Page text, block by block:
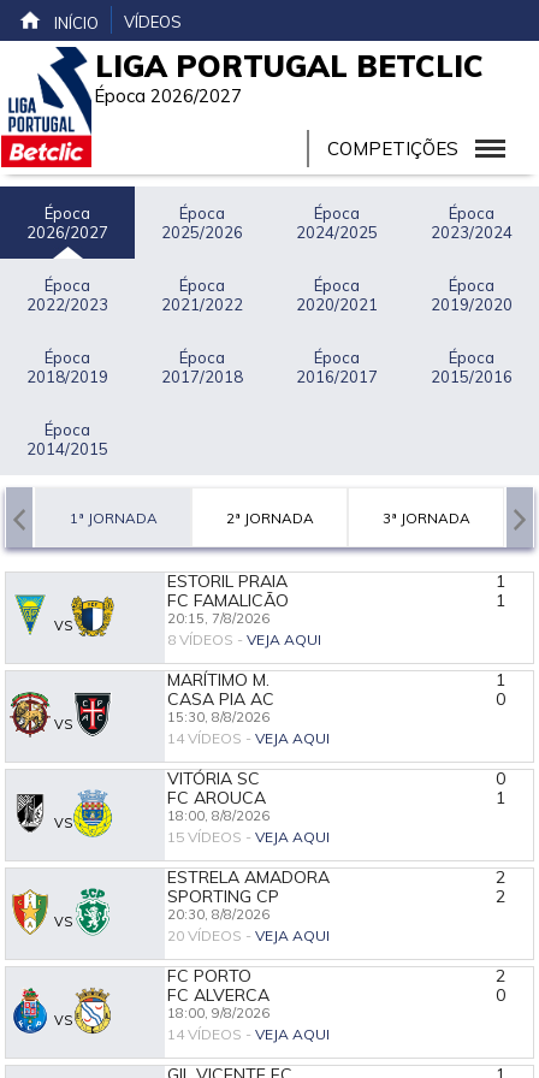
INÍCIO VÍDEOS
LIGA PORTUGAL BETCLIC
Época 2026/2027
COMPETIÇÕES
Época
2026/2027
Época
2025/2026
Época
2024/2025
Época
2023/2024
Época
2022/2023
Época
2021/2022
Época
2020/2021
Época
2019/2020
Época
2018/2019
Época
2017/2018
Época
2016/2017
Época
2015/2016
Época
2014/2015
1ª JORNADA 2ª JORNADA 3ª JORNADA
VS
ESTORIL PRAIA
1
FC FAMALICÃO
1
20:15, 7/8/2026
8 VÍDEOS - VEJA AQUI
VS
MARÍTIMO M.
1
CASA PIA AC
0
15:30, 8/8/2026
14 VÍDEOS - VEJA AQUI
VS
VITÓRIA SC
0
FC AROUCA
1
18:00, 8/8/2026
15 VÍDEOS - VEJA AQUI
VS
ESTRELA AMADORA
2
SPORTING CP
2
20:30, 8/8/2026
20 VÍDEOS - VEJA AQUI
VS
FC PORTO
2
FC ALVERCA
0
18:00, 9/8/2026
14 VÍDEOS - VEJA AQUI